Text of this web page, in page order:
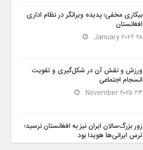
بیکاری مخفی؛ پدیده ویرانگر در نظام اداری
افغانستان
۲۸ January ۲۰۲۶
ورزش و نقش آن در شکل‌گیری و تقویت
انسجام اجتماعی
۲۳ November ۲۰۲۵
زور بزرگ‌سالان ایران نیز به افغانستان نرسید؛
ترس ایرانی‌ها هویدا بود